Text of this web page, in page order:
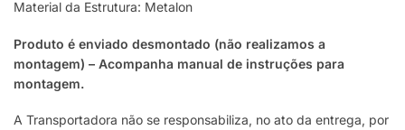
Material da Estrutura: Metalon
Produto é enviado desmontado (não realizamos a
montagem) – Acompanha manual de instruções para
montagem.
A Transportadora não se responsabiliza, no ato da entrega, por